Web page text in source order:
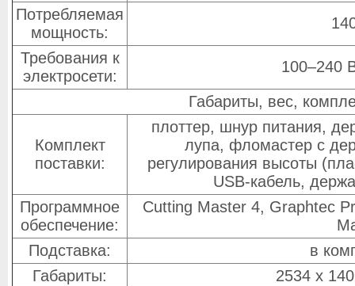
Потребляемая
мощность:
Требования к
электросети:
100–240
Габариты, вес,
Комплект
поставки:
плоттер, шнур питания,
лупа, фломастер с
регулирования высоты
USB-кабель,
Программное
обеспечение:
Cutting Master 4, Graphtec
Подставка:
в
Габариты:
2534 x